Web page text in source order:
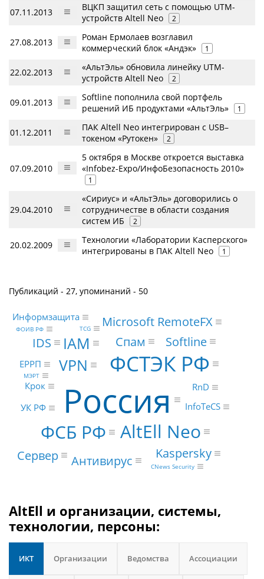
07.11.2013
ВЦКП защитил сеть с помощью UTM-
устройств Altell Neo
2
27.08.2013
Роман Ермолаев возглавил
коммерческий блок «Андэк»
1
22.02.2013
«АльтЭль» обновила линейку UTM-
устройств Altell Neo
2
09.01.2013
Softline пополнила свой портфель
решений ИБ продуктами «АльтЭль»
1
01.12.2011
ПАК Altell Neo интегрирован с USB–
токеном «Рутокен»
2
07.09.2010
5 октября в Москве откроется выставка
«Infobez-Expo/ИнфоБезопасность 2010»
1
29.04.2010
«Сириус» и «АльтЭль» договорились о
сотрудничестве в области создания
систем ИБ
2
20.02.2009
Технологии «Лаборатории Касперского»
интегрированы в ПАК Altell Neo
1
Публикаций - 27, упоминаний - 50
Россия
ФСТЭК РФ
ФСБ РФ AltEll Neo
VPN
IAM Softline
Сервер Антивирус
IDS Спам
Kaspersky
Microsoft RemoteFX
ЕРРП
Информзащита
Крок
InfoTeCS
УК РФ
RnD
МЭРТ
ФОИВ РФ TCG
CNews Security
AltEll и организации, системы,
технологии, персоны:
ИКТ Организации Ведомства Ассоциации